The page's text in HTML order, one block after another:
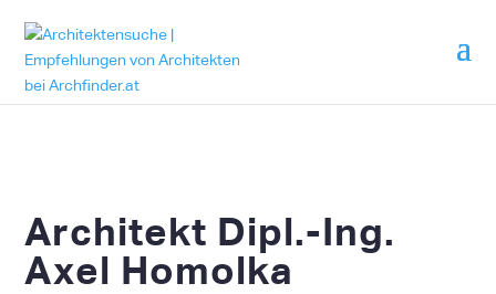
Architekt Dipl.-Ing.
Axel Homolka